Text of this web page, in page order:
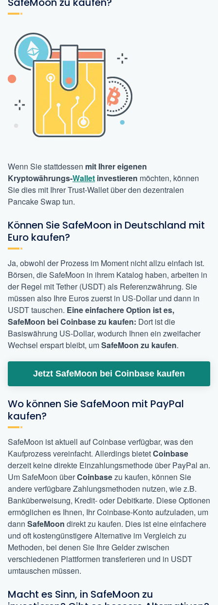
Wenn Sie stattdessen mit Ihrer eigenen
Kryptowährungs-Wallet investieren möchten, können
Sie dies mit Ihrer Trust-Wallet über den dezentralen
Pancake Swap tun.
Können Sie SafeMoon in Deutschland mit
Euro kaufen?
Ja, obwohl der Prozess im Moment nicht allzu einfach ist.
Börsen, die SafeMoon in ihrem Katalog haben, arbeiten in
der Regel mit Tether (USDT) als Referenzwährung. Sie
müssen also Ihre Euros zuerst in US-Dollar und dann in
USDT tauschen. Eine einfachere Option ist es,
SafeMoon bei Coinbase zu kaufen: Dort ist die
Basiswährung US-Dollar, wodurch Ihnen ein zweifacher
Wechsel erspart bleibt, umSafeMoon zu kaufen.
Jetzt SafeMoon bei Coinbase kaufen
Wo können Sie SafeMoon mit PayPal
kaufen?
SafeMoon ist aktuell auf Coinbase verfügbar, was den
Kaufprozess vereinfacht. Allerdings bietetCoinbase
derzeit keine direkte Einzahlungsmethode über PayPal an.
Um SafeMoon überCoinbasezu kaufen, können Sie
andere verfügbare Zahlungsmethoden nutzen, wie z.B.
Banküberweisung, Kredit- oder Debitkarte. Diese Optionen
ermöglichen es Ihnen, Ihr Coinbase-Konto aufzuladen, um
dann SafeMoon direkt zu kaufen. Dies ist eine einfachere
und oft kostengünstigere Alternative im Vergleich zu
Methoden, bei denen Sie Ihre Gelder zwischen
verschiedenen Plattformen transferieren und in USDT
umtauschen müssen.
Macht es Sinn, in SafeMoon zu